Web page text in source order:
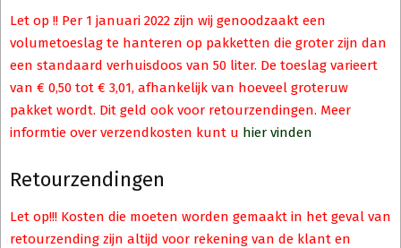
Let op !! Per 1 januari 2022 zijn wij genoodzaakt een
volumetoeslag te hanteren op pakketten die groter zijn dan
een standaard verhuisdoos van 50 liter. De toeslag varieert
van € 0,50 tot € 3,01, afhankelijk van hoeveel groteruw
pakket wordt. Dit geld ook voor retourzendingen. Meer
informtie over verzendkosten kunt u hier vinden
Retourzendingen
Let op!!! Kosten die moeten worden gemaakt in het geval van
retourzending zijn altijd voor rekening van de klant en